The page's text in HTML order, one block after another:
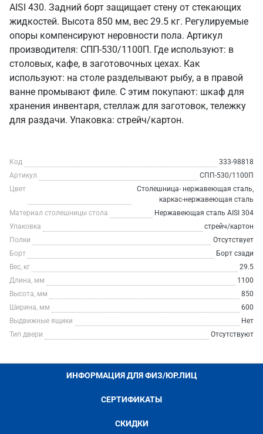
AISI 430. Задний борт защищает стену от стекающих
жидкостей. Высота 850 мм, вес 29.5 кг. Регулируемые
опоры компенсируют неровности пола. Артикул
производителя: СПП-530/1100П. Где используют: в
столовых, кафе, в заготовочных цехах. Как
используют: на столе разделывают рыбу, а в правой
ванне промывают филе. С этим покупают: шкаф для
хранения инвентаря, стеллаж для заготовок, тележку
для раздачи. Упаковка: стрейч/картон.
Код
333-98818
Артикул
СПП-530/1100П
Цвет
Столешница- нержавеющая сталь,
каркас-нержавеющая сталь
Материал столешницы стола
Нержавеющая сталь AISI 304
Упаковка
стрейч/картон
Полки
Отсутствует
Борт
Борт сзади
Вес, кг
29.5
Длина, мм
1100
Высота, мм
850
Ширина, мм
600
Выдвижные ящики
Нет
Тип двери
Отсутствуют
ИНФОРМАЦИЯ ДЛЯ ФИЗ/ЮР.ЛИЦ
СЕРТИФИКАТЫ
СКИДКИ